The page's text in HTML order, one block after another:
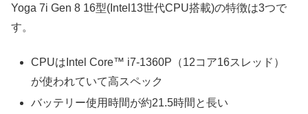
Yoga 7i Gen 8 16型(Intel13世代CPU搭載)の特徴は3つで
す。
CPUはIntel Core™ i7-1360P（12コア16スレッド）
が使われていて高スペック
バッテリー使用時間が約21.5時間と長い